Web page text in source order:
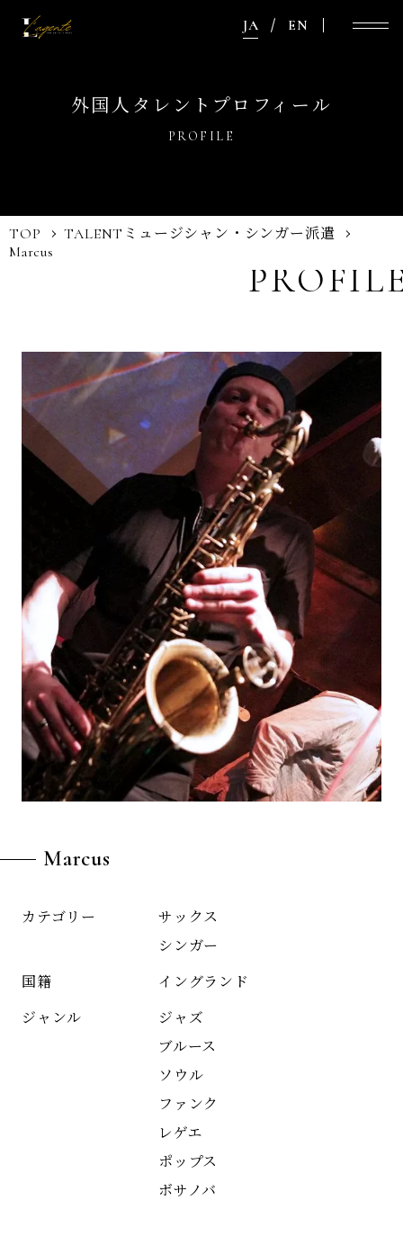
JA EN
外国人タレントプロフィール
PROFILE
TOP TALENT ミュージシャン・シンガー派遣
Marcus
Marcus
カテゴリー
サックス
シンガー
国籍 イングランド
ジャンル
ジャズ
ブルース
ソウル
ファンク
レゲエ
ポップス
ボサノバ